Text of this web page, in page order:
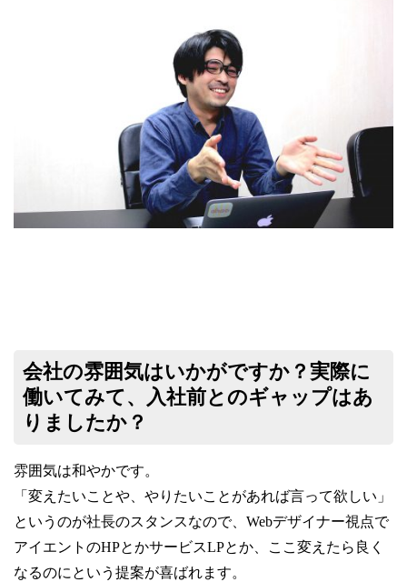
会社の雰囲気はいかがですか？実際に
働いてみて、入社前とのギャップはあ
りましたか？
雰囲気は和やかです。
「変えたいことや、やりたいことがあれば言って欲しい」
というのが社長のスタンスなので、 Webデザイナー視点で
アイエントのHPとかサービスLPとか、ここ変えたら良く
なるのにという提案が喜ばれます。